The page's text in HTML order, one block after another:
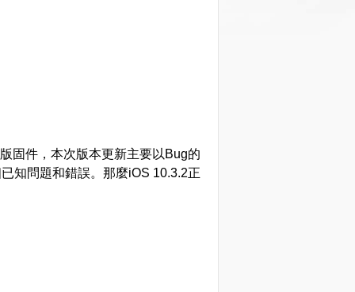
件，本次版本更新主要以Bug的
知問題和錯誤。那麼iOS 10.3.2正